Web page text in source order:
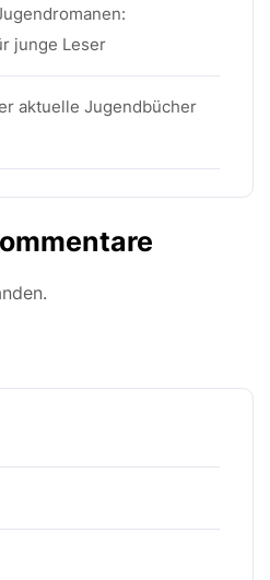
junge Leser
aktuelle Jugendbücher